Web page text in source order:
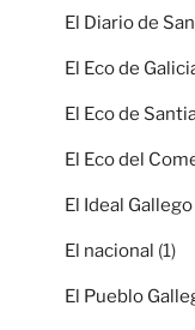
El Diario de
El Eco de
El Eco de
El Eco del
El Ideal Gallego
El nacional (1)
El Pueblo